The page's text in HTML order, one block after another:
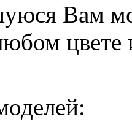
Вам